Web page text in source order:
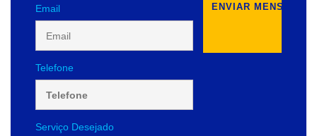
Email
Telefone
Serviço Desejado